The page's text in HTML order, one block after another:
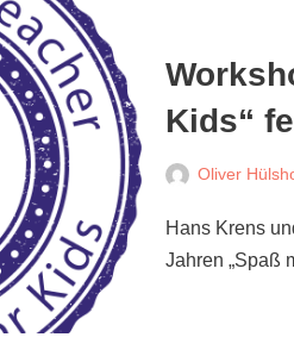
Kids“
Oliver
Hans Krens
Jahren „Spaß